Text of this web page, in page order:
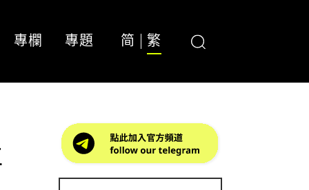
專欄 專題 简 繁